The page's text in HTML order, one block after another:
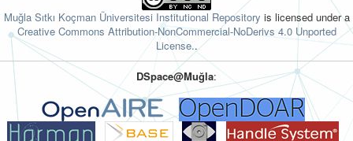
Muğla Sıtkı Koçman Üniversitesi Institutional Repository is licensed under a
Creative Commons Attribution-NonCommercial-NoDerivs 4.0 Unported
License..
DSpace@Muğla: